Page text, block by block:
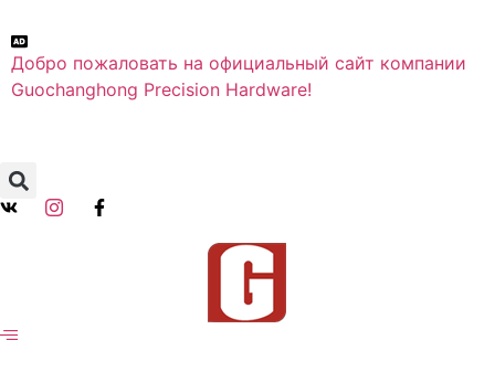
Добро пожаловать на официальный сайт компании
Guochanghong Precision Hardware!